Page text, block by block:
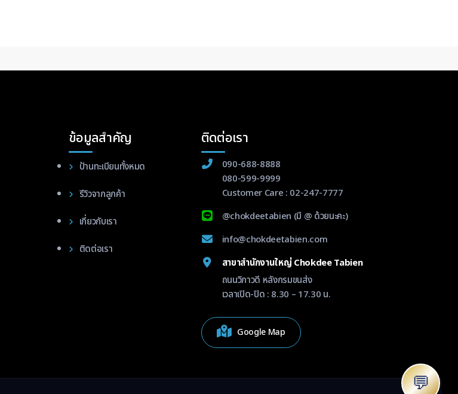
ข้อมูลสำคัญ
ป้านทะเบียนทั้งหมด
รีวิวจากลูกค้า
เกี่ยวกับเรา
ติดต่อเรา
ติดต่อเรา
090-688-8888
080-599-9999
Customer Care : 02-247-7777
@chokdeetabien (มี @ ด้วยนะคะ)
info@chokdeetabien.com
สาขาสำนักงานใหญ่ Chokdee Tabien
ถนนวิภาวดี หลังกรมขนส่ง
เวลาเปิด-ปิด : 8.30 – 17.30 น.
Google Map
💬